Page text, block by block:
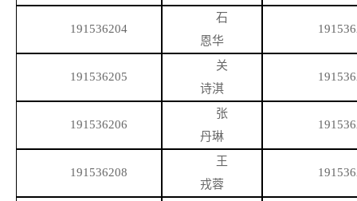
191536204
石
恩华
191536205
关
诗淇
191536206
张
丹琳
191536208
王
戎蓉